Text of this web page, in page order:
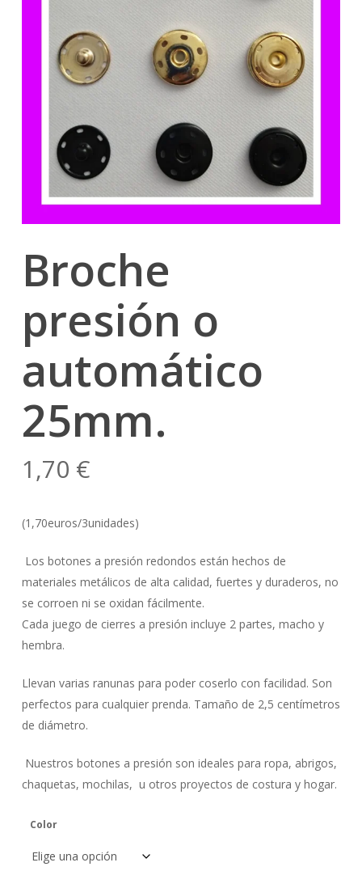
Broche
presión o
automático
25mm.
1,70 €
(1,70euros/3unidades)
Los botones a presión redondos están hechos de
materiales metálicos de alta calidad, fuertes y duraderos, no
se corroen ni se oxidan fácilmente.
Cada juego de cierres a presión incluye 2 partes, macho y
hembra.
Llevan varias ranunas para poder coserlo con facilidad. Son
perfectos para cualquier prenda. Tamaño de 2,5 centímetros
de diámetro.
Nuestros botones a presión son ideales para ropa, abrigos,
chaquetas, mochilas, u otros proyectos de costura y hogar.
Color